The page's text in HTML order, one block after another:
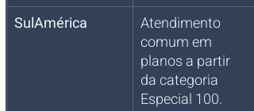
SulAmérica
Atendimento
comum em
planos a partir
da categoria
Especial 100.